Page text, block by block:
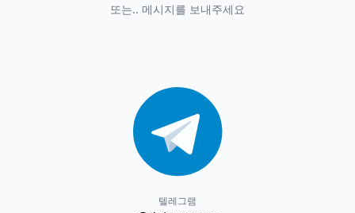
또는.. 메시지를 보내주세요
텔레그램